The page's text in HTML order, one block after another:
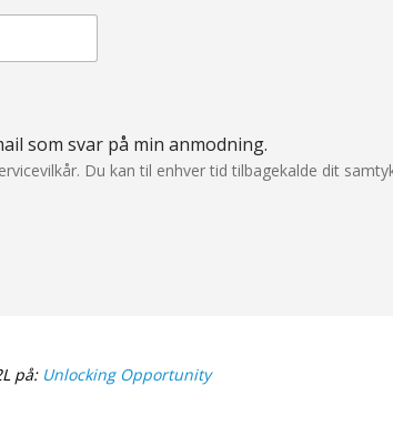
som svar på min anmodning.
Du kan til enhver tid tilbagekalde dit
på: Unlocking Opportunity